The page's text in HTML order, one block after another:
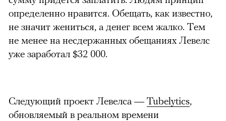
определенно нравится. Обещать, как известно,
не значит жениться, а денег всем жалко. Тем
не менее на несдержанных обещаниях Левелс
уже заработал $32 000.
Следующий проект Левелса —Tubelytics,
обновляемый в реальном времени